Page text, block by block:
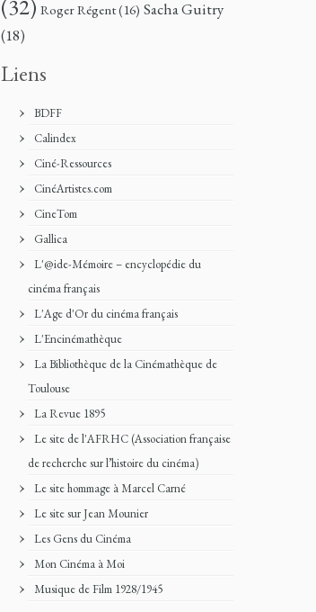
(32) Roger Régent(16) Sacha Guitry
(18)
Liens
BDFF
Calindex
Ciné-Ressources
CinéArtistes.com
CineTom
Gallica
L'@ide-Mémoire – encyclopédie du
cinéma français
L'Age d'Or du cinéma français
L'Encinémathèque
La Bibliothèque de la Cinémathèque de
Toulouse
La Revue 1895
Le site de l'AFRHC (Association française
de recherche sur l’histoire du cinéma)
Le site hommage à Marcel Carné
Le site sur Jean Mounier
Les Gens du Cinéma
Mon Cinéma à Moi
Musique de Film 1928/1945